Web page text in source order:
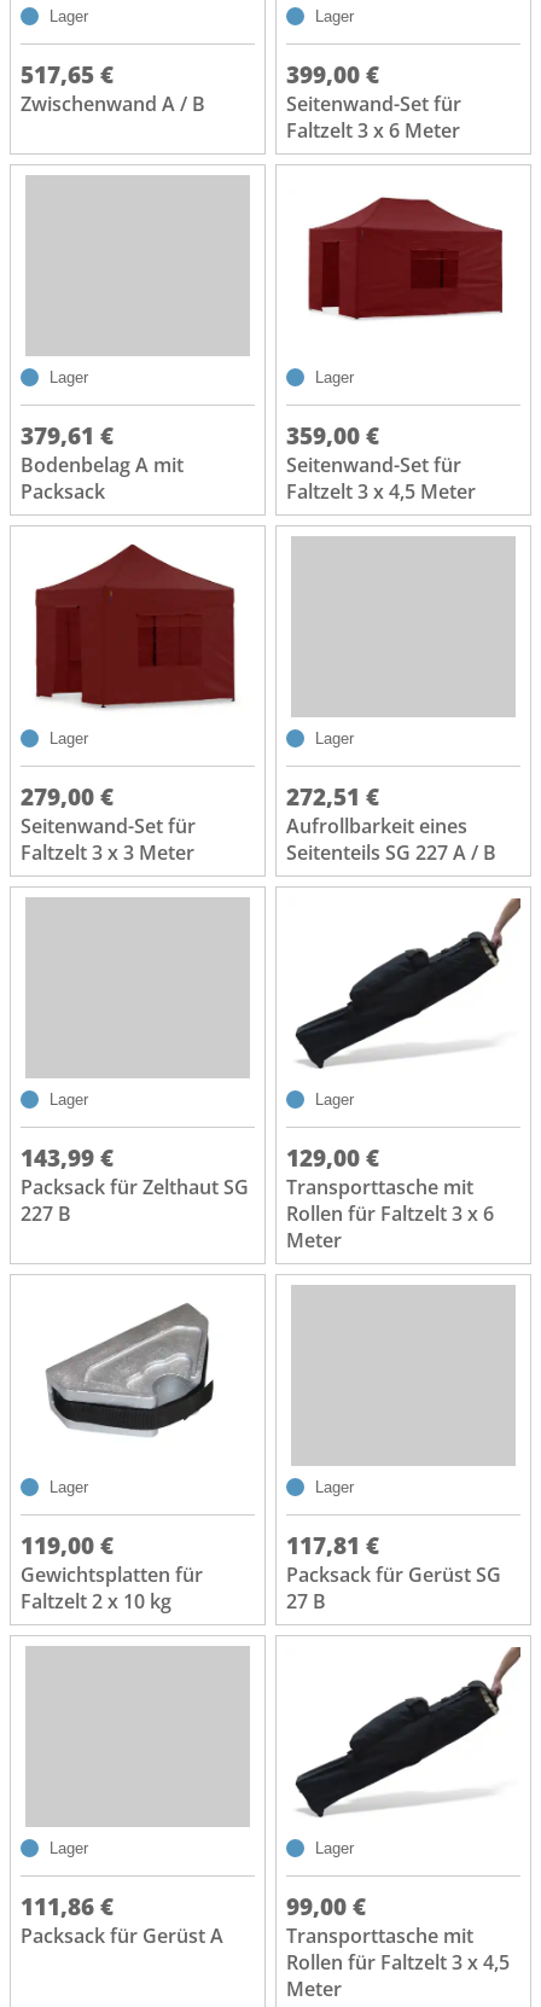
Lager
517,65 €
Zwischenwand A / B
Lager
399,00 €
Seitenwand-Set für
Faltzelt 3 x 6 Meter
Lager
379,61 €
Bodenbelag A mit
Packsack
Lager
359,00 €
Seitenwand-Set für
Faltzelt 3 x 4,5 Meter
Lager
279,00 €
Seitenwand-Set für
Faltzelt 3 x 3 Meter
Lager
272,51 €
Aufrollbarkeit eines
Seitenteils SG 227 A / B
Lager
143,99 €
Packsack für Zelthaut SG
227 B
Lager
129,00 €
Transporttasche mit
Rollen für Faltzelt 3 x 6
Meter
Lager
119,00 €
Gewichtsplatten für
Faltzelt 2 x 10 kg
Lager
117,81 €
Packsack für Gerüst SG
27 B
Lager
111,86 €
Packsack für Gerüst A
Lager
99,00 €
Transporttasche mit
Rollen für Faltzelt 3 x 4,5
Meter